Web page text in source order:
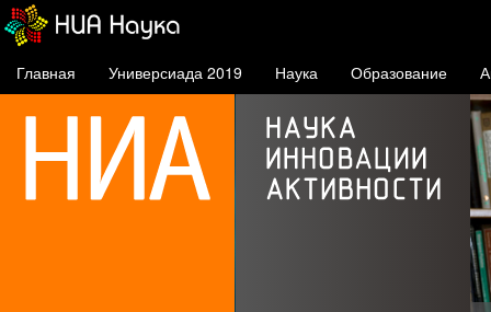
Главная Универсиада 2019 Наука Образование